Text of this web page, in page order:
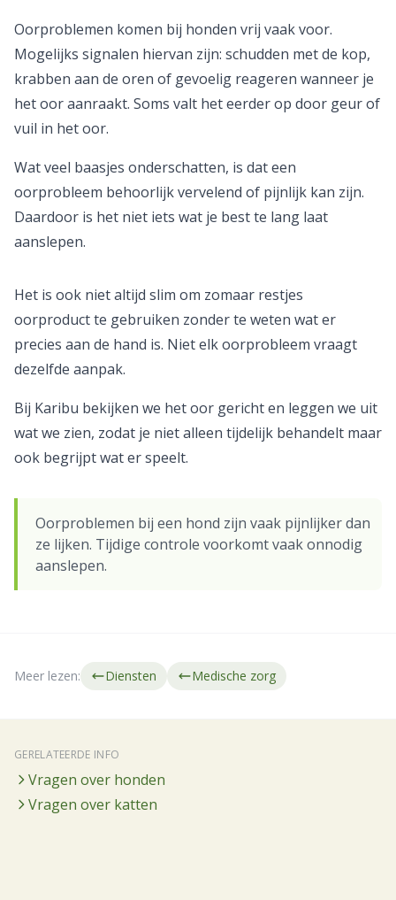
Oorproblemen komen bij honden vrij vaak voor.
Mogelijks signalen hiervan zijn: schudden met de kop,
krabben aan de oren of gevoelig reageren wanneer je
het oor aanraakt. Soms valt het eerder op door geur of
vuil in het oor.
Wat veel baasjes onderschatten, is dat een
oorprobleem behoorlijk vervelend of pijnlijk kan zijn.
Daardoor is het niet iets wat je best te lang laat
aanslepen.
Het is ook niet altijd slim om zomaar restjes
oorproduct te gebruiken zonder te weten wat er
precies aan de hand is. Niet elk oorprobleem vraagt
dezelfde aanpak.
Bij Karibu bekijken we het oor gericht en leggen we uit
wat we zien, zodat je niet alleen tijdelijk behandelt maar
ook begrijpt wat er speelt.
Oorproblemen bij een hond zijn vaak pijnlijker dan
ze lijken. Tijdige controle voorkomt vaak onnodig
aanslepen.
Meer lezen: Diensten Medische zorg
GERELATEERDE INFO
Vragen over honden
Vragen over katten